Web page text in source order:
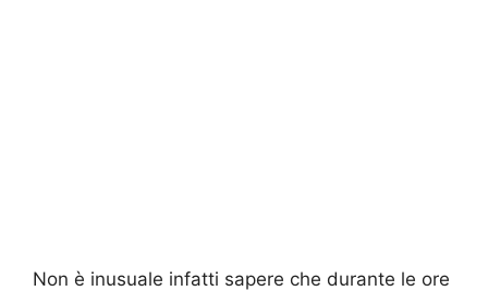
Non è inusuale infatti sapere che durante le ore